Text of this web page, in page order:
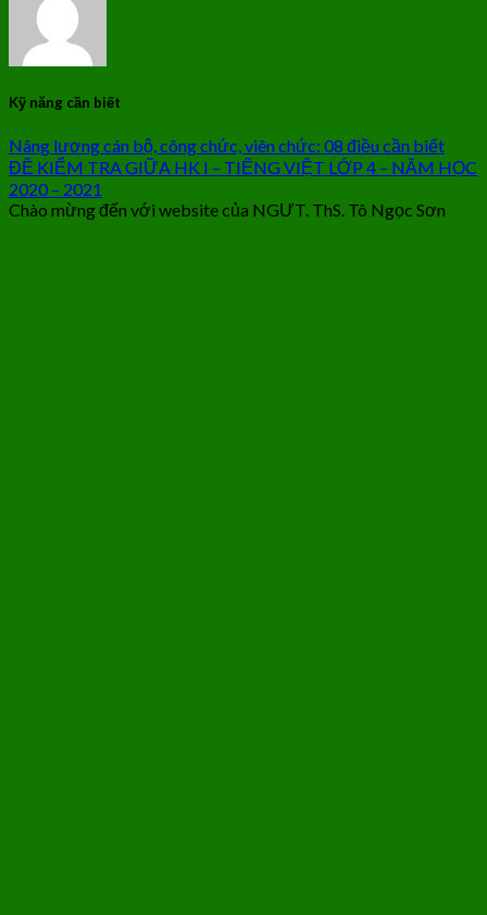
Kỹ năng cần biết
Nâng lương cán bộ, công chức, viên chức: 08 điều cần biết
ĐỀ KIỂM TRA GIỮA HK I – TIẾNG VIỆT LỚP 4 – NĂM HỌC
2020 – 2021
Chào mừng đến với website của NGƯT. ThS. Tô Ngọc Sơn